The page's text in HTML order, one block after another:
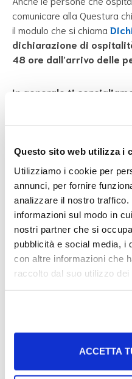
Questo sito web utilizza i
Utilizziamo i cookie per
annunci, per fornire
analizzare il nostro traffico.
informazioni sul modo in
nostri partner che si
pubblicità e social media, i
con altre informazioni che
raccolto dal suo utilizzo dei
ACCETTA
comunicare alla Questura
il modulo che si chiama
dichiarazione di
48 ore dall’arrivo delle
In generale ti
documenti appena
poter accedere a tutti i
Per trovare i contatti della
cercare su Google:
trovi.
Potrebbe
Apri articolo